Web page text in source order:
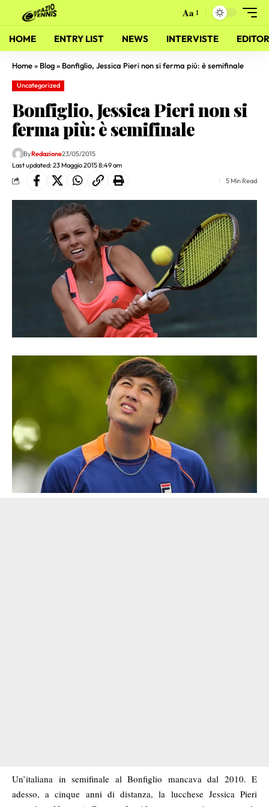
Aa
HOME ENTRY LIST NEWS INTERVISTE
Home» Blog» Bonfiglio, Jessica Pieri non si ferma più: è semifinale
Uncategorized
Bonfiglio, Jessica Pieri non si
ferma più: è semifinale
Last updated: 23 Maggio 2015 8:49 am
ByRedazione23/05/2015
5 Min Read
Un’italiana in semifinale al Bonfiglio mancava dal 2010. E
adesso, a cinque anni di distanza, la lucchese Jessica Pieri